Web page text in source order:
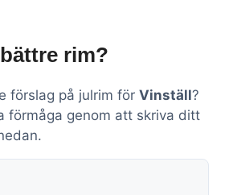
rim?
förslag på julrim för Vinställ?
förmåga genom att skriva ditt